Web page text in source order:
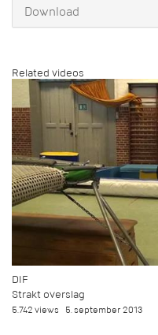
Download
Related videos
DIF
Strakt overslag
5.742 views 5. september 2013